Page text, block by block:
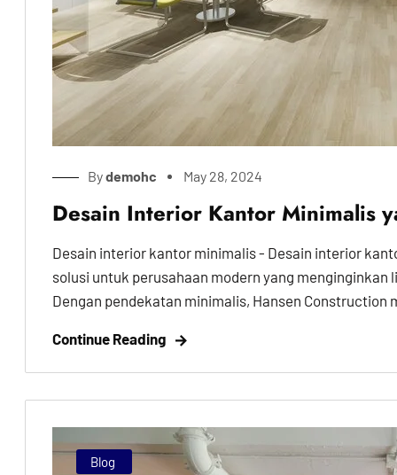
Bydemohc May 28, 2024
Desain Interior Kantor Minimalis
Desain interior kantor minimalis - Desain interior
solusi untuk perusahaan modern yang
Dengan pendekatan minimalis, Hansen Construction
Continue Reading
Blog